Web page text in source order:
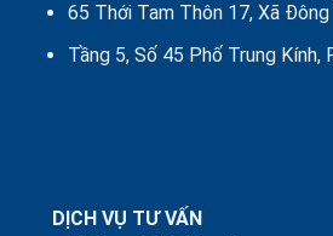
65 Thới Tam Thôn 17, Xã Đông
Tầng 5, Số 45 Phố Trung Kính,
DỊCH VỤ TƯ VẤN